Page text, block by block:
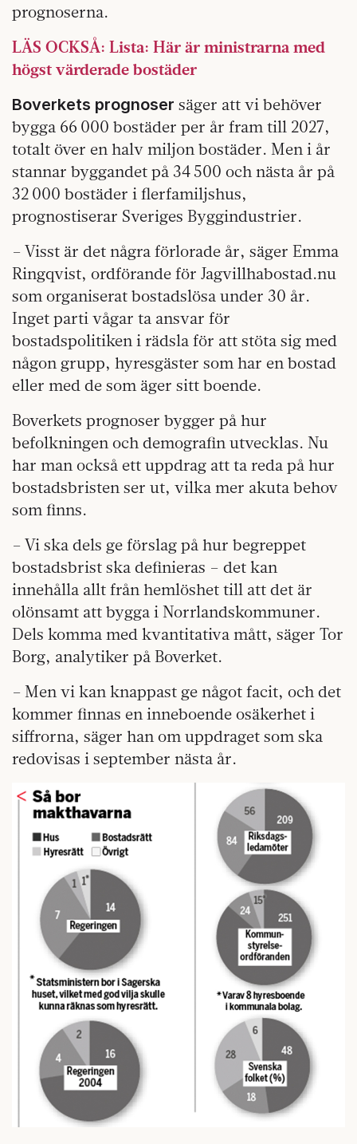
prognoserna.
LÄS OCKSÅ: Lista: Här är ministrarna med
högst värderade bostäder
Boverkets prognoser säger att vi behöver
bygga 66 000 bostäder per år fram till 2027,
totalt över en halv miljon bostäder. Men i år
stannar byggandet på 34 500 och nästa år på
32 000 bostäder i flerfamiljshus,
prognostiserar Sveriges Byggindustrier.
– Visst är det några förlorade år, säger Emma
Ringqvist, ordförande för Jagvillhabostad.nu
som organiserat bostadslösa under 30 år.
Inget parti vågar ta ansvar för
bostadspolitiken i rädsla för att stöta sig med
någon grupp, hyresgäster som har en bostad
eller med de som äger sitt boende.
Boverkets prognoser bygger på hur
befolkningen och demografin utvecklas. Nu
har man också ett uppdrag att ta reda på hur
bostadsbristen ser ut, vilka mer akuta behov
som finns.
– Vi ska dels ge förslag på hur begreppet
bostadsbrist ska definieras – det kan
innehålla allt från hemlöshet till att det är
olönsamt att bygga i Norrlandskommuner.
Dels komma med kvantitativa mått, säger Tor
Borg, analytiker på Boverket.
– Men vi kan knappast ge något facit, och det
kommer finnas en inneboende osäkerhet i
siffrorna, säger han om uppdraget som ska
redovisas i september nästa år.